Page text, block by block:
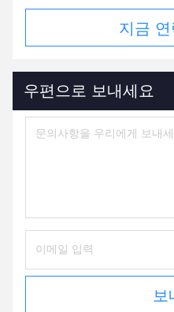
지금 연
우편으로 보내세요
보